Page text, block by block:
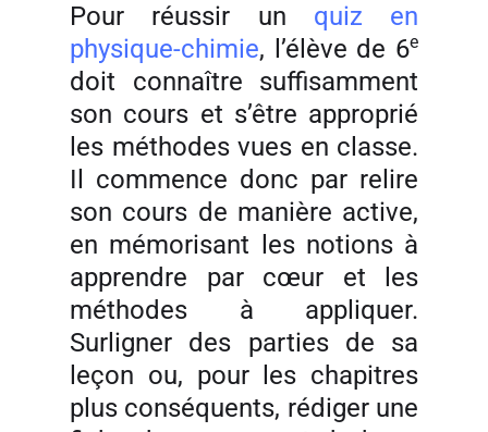
Pour réussir un quiz en
physique-chimie, l’élève de 6e
doit connaître suffisamment
son cours et s’être approprié
les méthodes vues en classe.
Il commence donc par relire
son cours de manière active,
en mémorisant les notions à
apprendre par cœur et les
méthodes à appliquer.
Surligner des parties de sa
leçon ou, pour les chapitres
plus conséquents, rédiger une